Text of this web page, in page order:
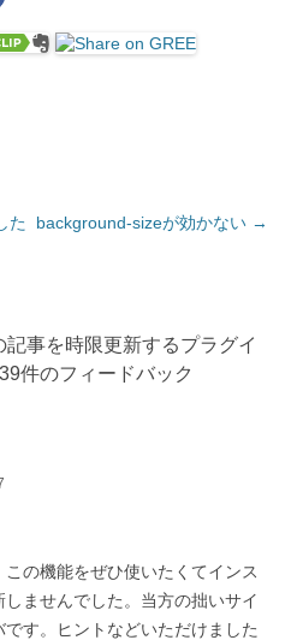
た
background-sizeが効かない →
事を時限更新するプラグイ
件のフィードバック
の機能をぜひ使いたくてインス
しませんでした。当方の拙いサイ
です。ヒントなどいただけました